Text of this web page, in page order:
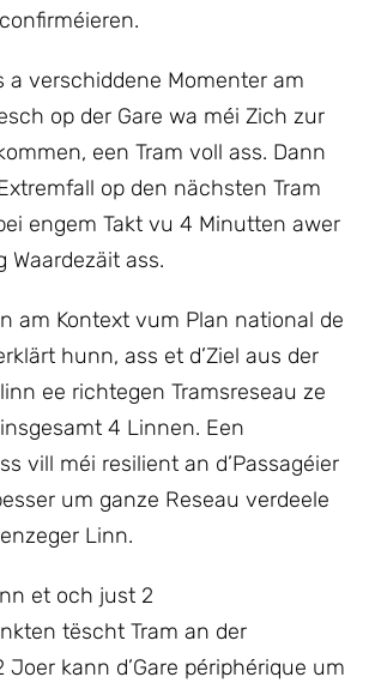
a verschiddene Momenter am
op der Gare wa méi Zich zur
een Tram voll ass. Dann
op den nächsten Tram
engem Takt vu 4 Minutten awer
Waardezäit ass.
am Kontext vum Plan national de
hunn, ass et d’Ziel aus der
ee richtegen Tramsreseau ze
4 Linnen. Een
vill méi resilient an d’Passagéier
um ganze Reseau verdeele
Linn.
et och just 2
tëscht Tram an der
Joer kann d’Gare périphérique um